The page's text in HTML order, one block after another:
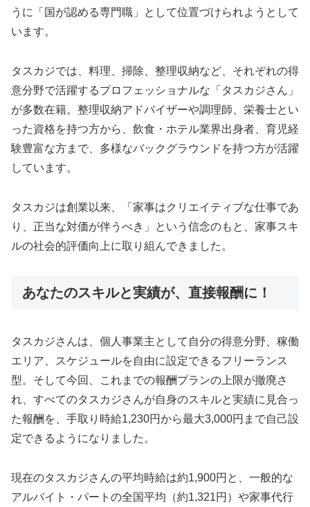
うに「国が認める専門職」として位置づけられようとして
います。
タスカジでは、料理、掃除、整理収納など、それぞれの得
意分野で活躍するプロフェッショナルな「タスカジさん」
が多数在籍。整理収納アドバイザーや調理師、栄養士とい
った資格を持つ方から、飲食・ホテル業界出身者、育児経
験豊富な方まで、多様なバックグラウンドを持つ方が活躍
しています。
タスカジは創業以来、「家事はクリエイティブな仕事であ
り、正当な対価が伴うべき」という信念のもと、家事スキ
ルの社会的評価向上に取り組んできました。
あなたのスキルと実績が、直接報酬に！
タスカジさんは、個人事業主として自分の得意分野、稼働
エリア、スケジュールを自由に設定できるフリーランス
型。そして今回、これまでの報酬プランの上限が撤廃さ
れ、すべてのタスカジさんが自身のスキルと実績に見合っ
た報酬を、手取り時給1,230円から最大3,000円まで自己設
定できるようになりました。
現在のタスカジさんの平均時給は約1,900円と、一般的な
アルバイト・パートの全国平均（約1,321円）や家事代行